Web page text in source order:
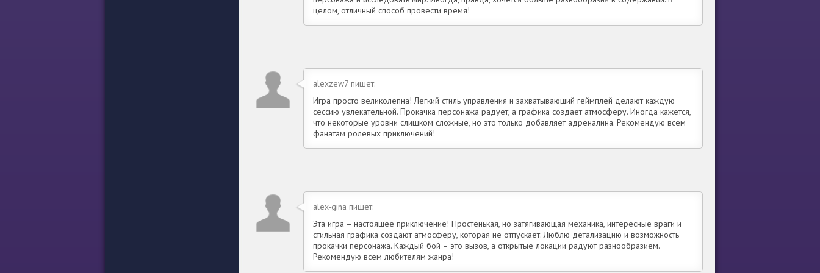
целом, отличный способ провести время!
alexzew7 пишет:
Игра просто великолепна! Легкий стиль управления и захватывающий геймплей делают каждую
сессию увлекательной. Прокачка персонажа радует, а графика создает атмосферу. Иногда кажется,
что некоторые уровни слишком сложные, но это только добавляет адреналина. Рекомендую всем
фанатам ролевых приключений!
alex-gina пишет:
Эта игра – настоящее приключение! Простенькая, но затягивающая механика, интересные враги и
стильная графика создают атмосферу, которая не отпускает. Люблю детализацию и возможность
прокачки персонажа. Каждый бой – это вызов, а открытые локации радуют разнообразием.
Рекомендую всем любителям жанра!